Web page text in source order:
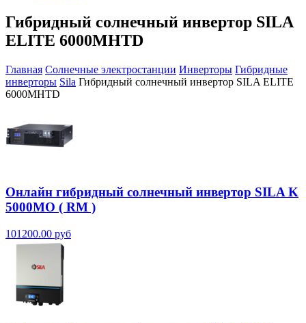
Гибридный солнечный инвертор SILA
ELITE 6000MHTD
Главная Солнечные электростанции Инверторы Гибридные
инверторы Sila Гибридный солнечный инвертор SILA ELITE
6000MHTD
Онлайн гибридный солнечный инвертор SILA K
5000MO ( RM )
101200.00 руб